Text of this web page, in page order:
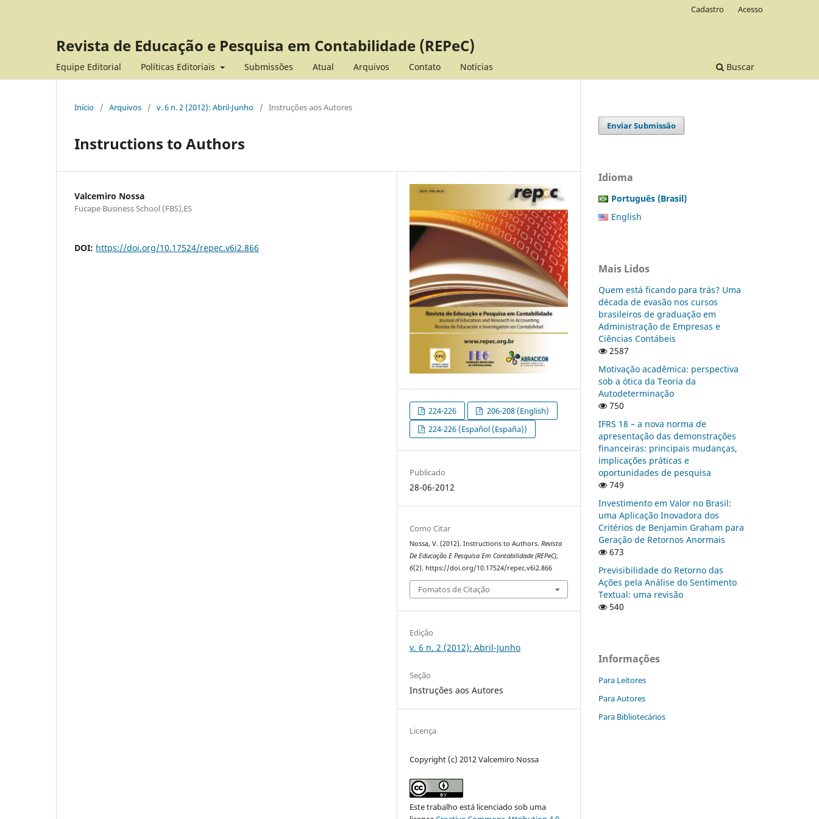
Revista de Educação e Pesquisa em Contabilidade (REPeC)
Equipe Editorial Políticas Editoriais Submissões Atual Arquivos Contato Notícias Buscar
Cadastro Acesso
Início / Arquivos / v. 6 n. 2 (2012): Abril-Junho / Instruções aos Autores
Instructions to Authors
Valcemiro Nossa
Fucape Business School (FBS),ES
DOI: https://doi.org/10.17524/repec.v6i2.866
224-226
206-208 (English)
224-226 (Español (España))
Publicado
28-06-2012
Como Citar
Nossa, V. (2012). Instructions to Authors.Revista
De Educação E Pesquisa Em Contabilidade (REPeC),
6(2). https://doi.org/10.17524/repec.v6i2.866
Fomatos de Citação
Edição
v. 6 n. 2 (2012): Abril-Junho
Seção
Instruções aos Autores
Licença
Copyright (c) 2012 Valcemiro Nossa
Este trabalho está licenciado sob uma
Enviar Submissão
Idioma
Português (Brasil)
English
Mais Lidos
Quem está ficando para trás? Uma
década de evasão nos cursos
brasileiros de graduação em
Administração de Empresas e
Ciências Contábeis
2587
Motivação acadêmica: perspectiva
sob a ótica da Teoria da
Autodeterminação
750
IFRS 18 – a nova norma de
apresentação das demonstrações
financeiras: principais mudanças,
implicações práticas e
oportunidades de pesquisa
749
Investimento em Valor no Brasil:
uma Aplicação Inovadora dos
Critérios de Benjamin Graham para
Geração de Retornos Anormais
673
Previsibilidade do Retorno das
Ações pela Análise do Sentimento
Textual: uma revisão
540
Informações
Para Leitores
Para Autores
Para Bibliotecários